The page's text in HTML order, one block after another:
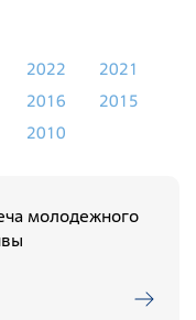
2022
2021
2016
2015
2010
молодежного